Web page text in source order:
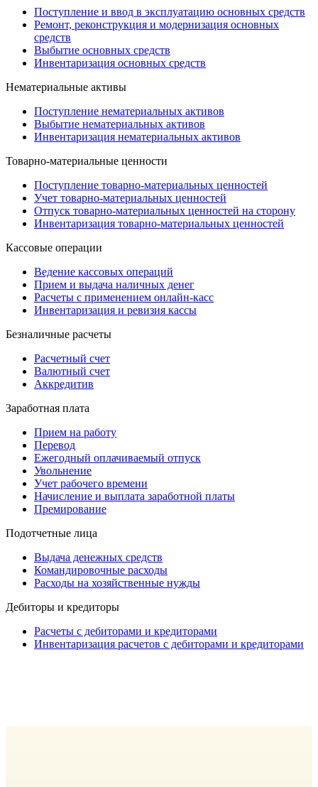
Поступление и ввод в эксплуатацию основных средств
Ремонт, реконструкция и модернизация основных
средств
Выбытие основных средств
Инвентаризация основных средств
Нематериальные активы
Поступление нематериальных активов
Выбытие нематериальных активов
Инвентаризация нематериальных активов
Товарно-материальные ценности
Поступление товарно-материальных ценностей
Учет товарно-материальных ценностей
Отпуск товарно-материальных ценностей на сторону
Инвентаризация товарно-материальных ценностей
Кассовые операции
Ведение кассовых операций
Прием и выдача наличных денег
Расчеты с применением онлайн-касс
Инвентаризация и ревизия кассы
Безналичные расчеты
Расчетный счет
Валютный счет
Аккредитив
Заработная плата
Прием на работу
Перевод
Ежегодный оплачиваемый отпуск
Увольнение
Учет рабочего времени
Начисление и выплата заработной платы
Премирование
Подотчетные лица
Выдача денежных средств
Командировочные расходы
Расходы на хозяйственные нужды
Дебиторы и кредиторы
Расчеты с дебиторами и кредиторами
Инвентаризация расчетов с дебиторами и кредиторами